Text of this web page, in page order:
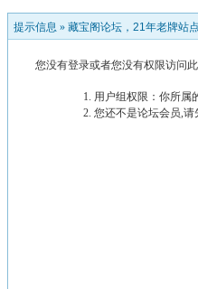
提示信息 » 藏宝阁论坛，21年老牌站
您没有登录或者您没有权限访问
用户组权限：你所属
您还不是论坛会员,请